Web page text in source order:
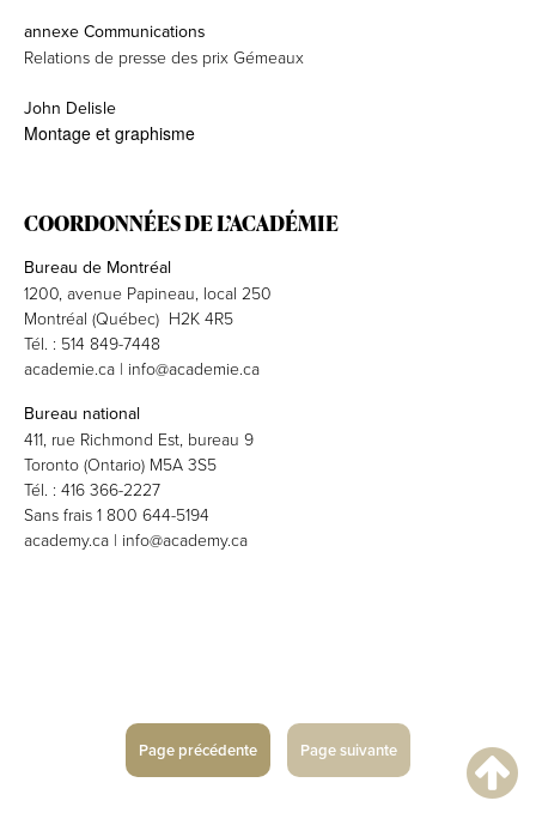
annexe Communications
Relations de presse des prix Gémeaux
John Delisle
Montage et graphisme
COORDONNÉES DE L’ACADÉMIE
Bureau de Montréal
1200, avenue Papineau, local 250
Montréal (Québec) H2K 4R5
Tél. : 514 849-7448
academie.ca | info@academie.ca
Bureau national
411, rue Richmond Est, bureau 9
Toronto (Ontario) M5A 3S5
Tél. : 416 366-2227
Sans frais 1 800 644-5194
academy.ca | info@academy.ca
Page précédente Page suivante